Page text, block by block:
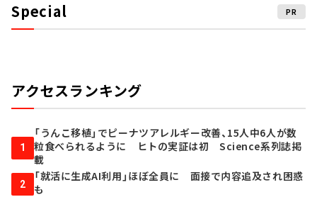
Special PR
アクセスランキング
1
「うんこ移植」でピーナツアレルギー改善、15人中6人が数
粒食べられるように ヒトの実証は初 Science系列誌掲
載
2
「就活に生成AI利用」ほぼ全員に 面接で内容追及され困惑
も